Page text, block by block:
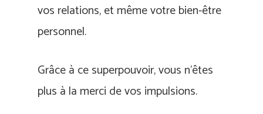
vos relations, et même votre bien-être
personnel.
Grâce à ce superpouvoir, vous n’êtes
plus à la merci de vos impulsions.